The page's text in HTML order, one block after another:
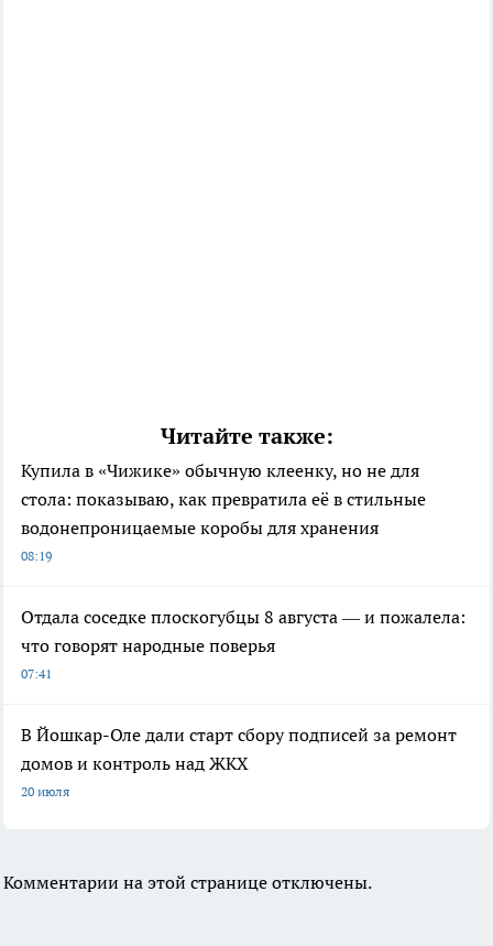
Читайте также:
Купила в «Чижике» обычную клеенку, но не для
стола: показываю, как превратила её в стильные
водонепроницаемые коробы для хранения
08:19
Отдала соседке плоскогубцы 8 августа — и пожалела:
что говорят народные поверья
07:41
В Йошкар-Оле дали старт сбору подписей за ремонт
домов и контроль над ЖКХ
20 июля
Комментарии на этой странице отключены.